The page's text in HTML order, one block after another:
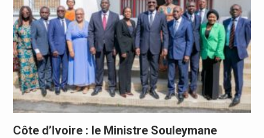
Côte d’Ivoire : le Ministre Souleymane